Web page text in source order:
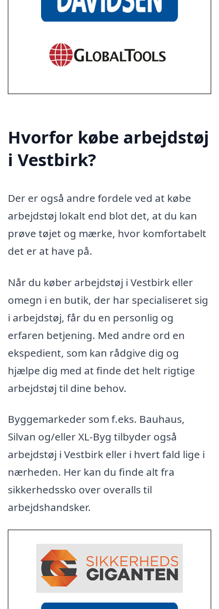
Hvorfor købe arbejdstøj
i Vestbirk?
Der er også andre fordele ved at købe
arbejdstøj lokalt end blot det, at du kan
prøve tøjet og mærke, hvor komfortabelt
det er at have på.
Når du køber arbejdstøj i Vestbirk eller
omegn i en butik, der har specialiseret sig
i arbejdstøj, får du en personlig og
erfaren betjening. Med andre ord en
ekspedient, som kan rådgive dig og
hjælpe dig med at finde det helt rigtige
arbejdstøj til dine behov.
Byggemarkeder som f.eks. Bauhaus,
Silvan og/eller XL-Byg tilbyder også
arbejdstøj i Vestbirk eller i hvert fald lige i
nærheden. Her kan du finde alt fra
sikkerhedssko over overalls til
arbejdshandsker.